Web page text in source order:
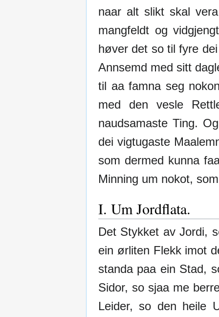
naar alt slikt skal
mangfeldt og
høver det so til fyre
Annsemd med sitt
til aa famna seg
med den vesle
naudsamaste Ting.
dei vigtugaste
som dermed kunna
Minning um nokot,
I. Um Jordflata.
Det Stykket av Jordi,
ein ørliten Flekk imot
standa paa ein Stad,
Sidor, so sjaa me
Leider, so den heile